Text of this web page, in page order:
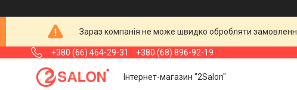
Зараз компанія не може швидко обробляти
+380 (66) 464-29-31 +380 (68) 896-92-19
Інтернет-магазин "2Salon"